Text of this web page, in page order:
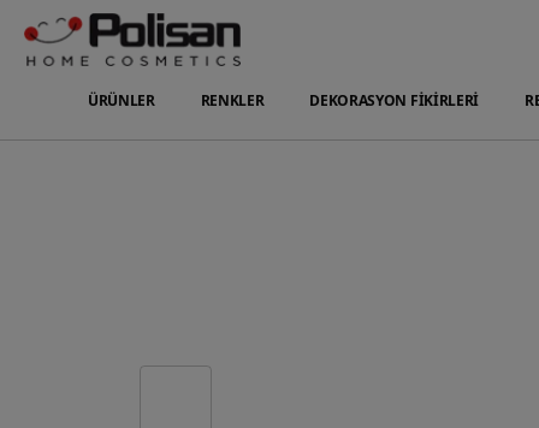
ÜRÜNLER RENKLER DEKORASYON FİKİRLERİ